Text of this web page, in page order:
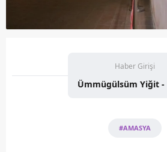
Haber Girişi
Ümmügülsüm Yiğit -
#AMASYA